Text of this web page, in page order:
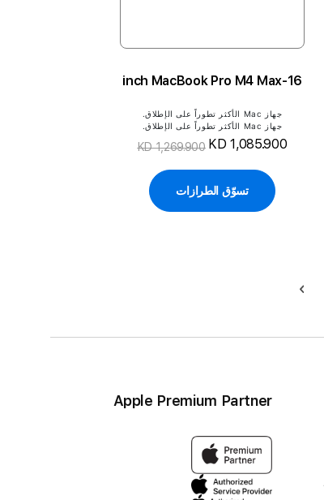
16-inch MacBook Pro M4 Max
جهاز Mac الأكثر تطوراً على الإطلاق.
جهاز Mac الأكثر تطوراً على الإطلاق.
KD 1,085.900
KD 1,269.900
تسوّق الطرازات
Apple Premium Partner